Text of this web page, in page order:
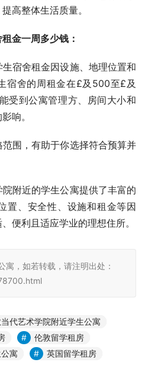
高整体生活质量。
金一周多少钱：
宿舍租金因设施、地理位置和
宿舍的周租金在£及500至£及
受到公寓管理方、房间大小和
响。
围，有助于你选择符合预算并
附近的学生公寓提供了丰富的
置、安全性、设施和租金等因
便利且适应学业的理想住所。
寓，如若转载，请注明出处：
代艺术学院附近学生公寓
伦敦留学租房
寓
英国留学租房